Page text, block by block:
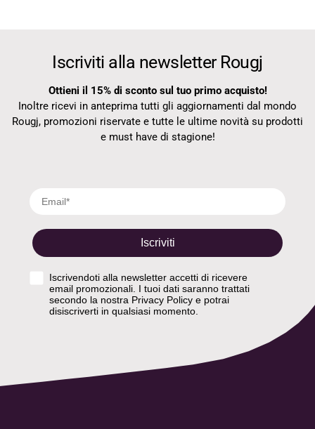
Iscriviti alla newsletter Rougj
Ottieni il 15% di sconto sul tuo primo acquisto!
Inoltre ricevi in anteprima tutti gli aggiornamenti dal mondo
Rougj, promozioni riservate e tutte le ultime novità su prodotti
e must have di stagione!
Iscriviti
Privacy Policy
Iscrivendoti alla newsletter accetti di ricevere
email promozionali. I tuoi dati saranno trattati
secondo la nostra Privacy Policy e potrai
disiscriverti in qualsiasi momento.